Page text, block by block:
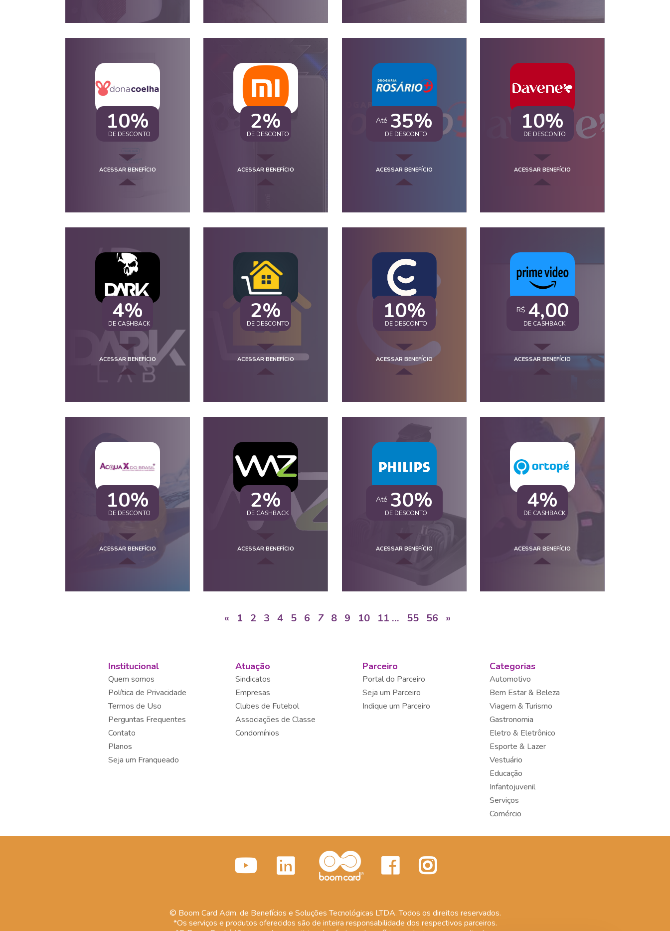
10%
DE DESCONTO
ACESSAR BENEFÍCIO
2%
DE DESCONTO
ACESSAR BENEFÍCIO
Até 35%
DE DESCONTO
ACESSAR BENEFÍCIO
10%
DE DESCONTO
ACESSAR BENEFÍCIO
4%
DE CASHBACK
ACESSAR BENEFÍCIO
2%
DE DESCONTO
ACESSAR BENEFÍCIO
10%
DE DESCONTO
ACESSAR BENEFÍCIO
R$ 4,00
DE CASHBACK
ACESSAR BENEFÍCIO
10%
DE DESCONTO
ACESSAR BENEFÍCIO
2%
DE CASHBACK
ACESSAR BENEFÍCIO
Até 30%
DE DESCONTO
ACESSAR BENEFÍCIO
4%
DE CASHBACK
ACESSAR BENEFÍCIO
« 1 2 3 4 5 6 7 8 9 10 11 … 55 56 »
Institucional
Quem somos
Política de Privacidade
Termos de Uso
Perguntas Frequentes
Contato
Planos
Seja um Franqueado
Atuação
Sindicatos
Empresas
Clubes de Futebol
Associações de Classe
Condomínios
Parceiro
Portal do Parceiro
Seja um Parceiro
Indique um Parceiro
Categorias
Automotivo
Bem Estar & Beleza
Viagem & Turismo
Gastronomia
Eletro & Eletrônico
Esporte & Lazer
Vestuário
Educação
Infantojuvenil
Serviços
Comércio
© Boom Card Adm. de Benefícios e Soluções Tecnológicas LTDA. Todos os direitos reservados.
*Os serviços e produtos oferecidos são de inteira responsabilidade dos respectivos parceiros.